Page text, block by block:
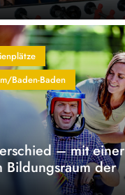
Baden-Baden
– mit einer
Bildungsraum der